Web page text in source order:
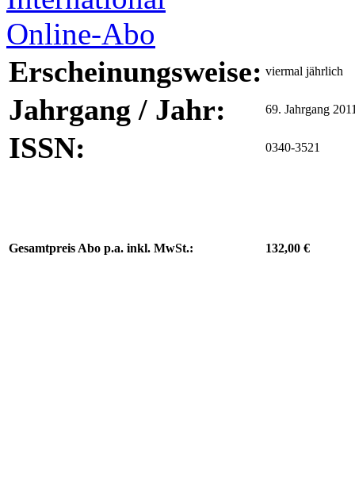
Erscheinungsweise: viermal jährlich
Jahrgang / Jahr: 69. Jahrgang
ISSN: 0340-3521
Gesamtpreis Abo p.a. inkl. MwSt.: 132,00 €